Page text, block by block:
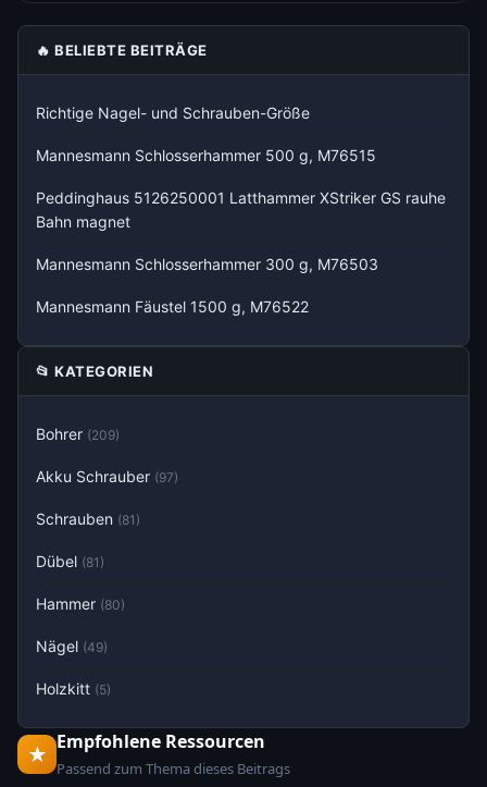
🔥 BELIEBTE BEITRÄGE
Richtige Nagel- und Schrauben-Größe
Mannesmann Schlosserhammer 500 g, M76515
Peddinghaus 5126250001 Latthammer XStriker GS rauhe
Bahn magnet
Mannesmann Schlosserhammer 300 g, M76503
Mannesmann Fäustel 1500 g, M76522
📂 KATEGORIEN
Bohrer (209)
Akku Schrauber (97)
Schrauben (81)
Dübel (81)
Hammer (80)
Nägel (49)
Holzkitt (5)
★ Empfohlene Ressourcen
Passend zum Thema dieses Beitrags